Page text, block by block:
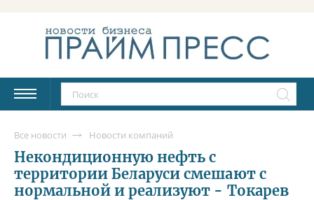
Все новости Новости компаний
Некондиционную нефть с
территории Беларуси смешают с
нормальной и реализуют - Токарев